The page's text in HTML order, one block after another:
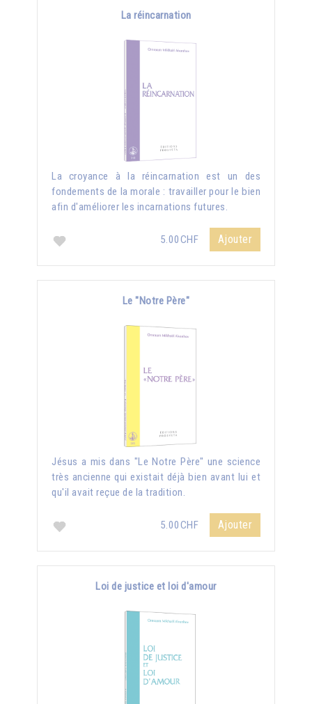
La réincarnation
La croyance à la réincarnation est un des
fondements de la morale : travailler pour le bien
afin d'améliorer les incarnations futures.
5.00CHF Ajouter
Le "Notre Père"
Jésus a mis dans "Le Notre Père" une science
très ancienne qui existait déjà bien avant lui et
qu'il avait reçue de la tradition.
5.00CHF Ajouter
Loi de justice et loi d'amour